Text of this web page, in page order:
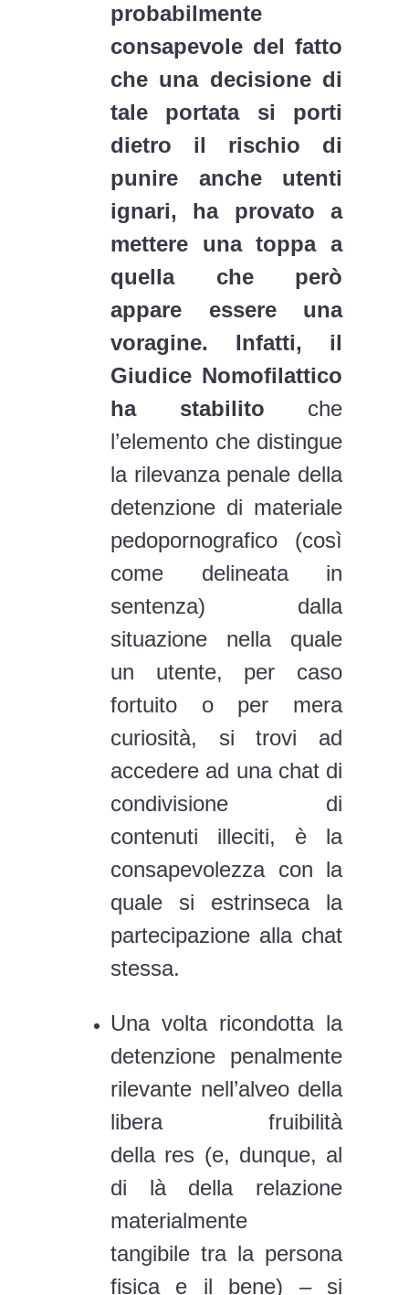
probabilmente
consapevole del fatto
che una decisione di
tale portata si porti
dietro il rischio di
punire anche utenti
ignari, ha provato a
mettere una toppa a
quella che però
appare essere una
voragine. Infatti, il
Giudice Nomofilattico
ha stabilito che
l’elemento che distingue
la rilevanza penale della
detenzione di materiale
pedopornografico (così
come delineata in
sentenza) dalla
situazione nella quale
un utente, per caso
fortuito o per mera
curiosità, si trovi ad
accedere ad una chat di
condivisione di
contenuti illeciti, è la
consapevolezza con la
quale si estrinseca la
partecipazione alla chat
stessa.
Una volta ricondotta la
detenzione penalmente
rilevante nell’alveo della
libera fruibilità
della res (e, dunque, al
di là della relazione
materialmente
tangibile tra la persona
fisica e il bene) – si